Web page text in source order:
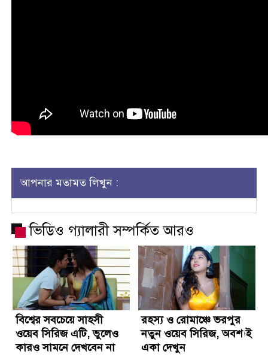
আপনার মতামত লিখুন :
ভিডিও গ্যালারী সম্পর্কিত আরও
বিশ্বের সবচেয়ে সাহসী
ওয়েব সিরিজ এটি, ভুলেও
কারও সামনে দেখবেন না
রহস্য ও রোমাঞ্চে ভরপুর
নতুন ওয়েব সিরিজ, অবশ্যই
একা দেখুন